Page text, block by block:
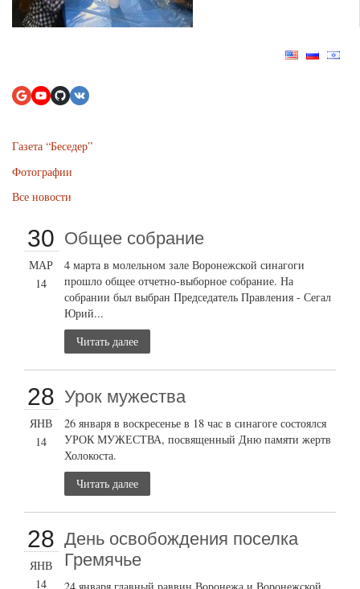
Газета “Беседер”
Фотографии
Все новости
30
МАР
14
Общее собрание
4 марта в молельном зале Воронежской синагоги
прошло общее отчетно-выборное собрание. На
собрании был выбран Председатель Правления - Сегал
Юрий...
Читать далее
28
ЯНВ
14
Урок мужества
26 января в воскресенье в 18 час в синагоге состоялся
УРОК МУЖЕСТВА, посвященный Дню памяти жертв
Холокоста.
Читать далее
28
ЯНВ
14
День освобождения поселка
Гремячье